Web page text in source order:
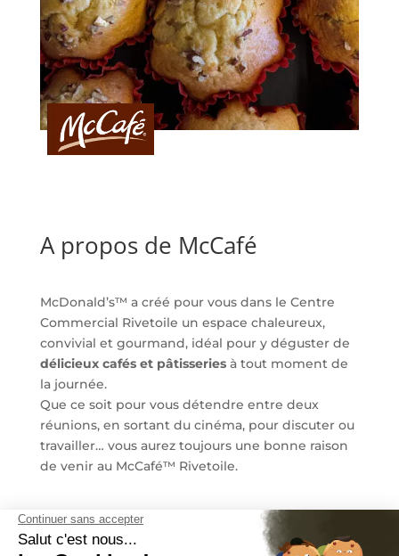
A propos de McCafé
McDonald’s™ a créé pour vous dans le Centre
Commercial Rivetoile un espace chaleureux,
convivial et gourmand, idéal pour y déguster de
délicieux cafés et pâtisseriesà tout moment de
la journée.
Que ce soit pour vous détendre entre deux
réunions, en sortant du cinéma, pour discuter ou
travailler… vous aurez toujours une bonne raison
de venir au McCafé™ Rivetoile.